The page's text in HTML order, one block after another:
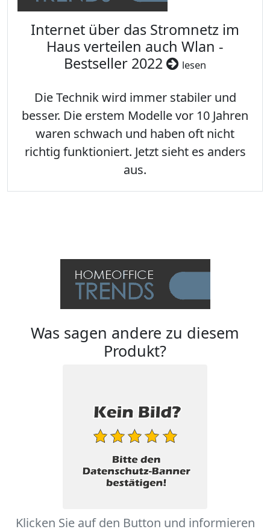
Internet über das Stromnetz im
Haus verteilen auch Wlan -
Bestseller 2022
lesen
Die Technik wird immer stabiler und
besser. Die erstem Modelle vor 10 Jahren
waren schwach und haben oft nicht
richtig funktioniert. Jetzt sieht es anders
aus.
Was sagen andere zu diesem
Produkt?
Klicken Sie auf den Button und informieren